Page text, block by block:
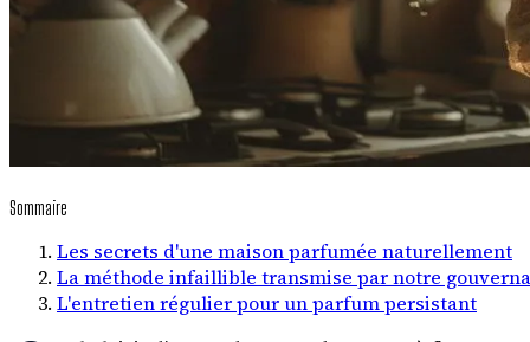
Sommaire
Les secrets d'une maison parfumée naturellement
La méthode infaillible transmise par notre
L'entretien régulier pour un parfum persistant